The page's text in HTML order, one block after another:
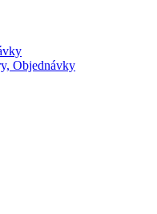
Objednávky